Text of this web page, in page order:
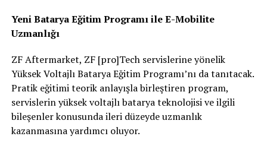
Yeni Batarya Eğitim Programı ile E-Mobilite
Uzmanlığı
ZF Aftermarket, ZF [pro]Tech servislerine yönelik
Yüksek Voltajlı Batarya Eğitim Programı’nı da tanıtacak.
Pratik eğitimi teorik anlayışla birleştiren program,
servislerin yüksek voltajlı batarya teknolojisi ve ilgili
bileşenler konusunda ileri düzeyde uzmanlık
kazanmasına yardımcı oluyor.